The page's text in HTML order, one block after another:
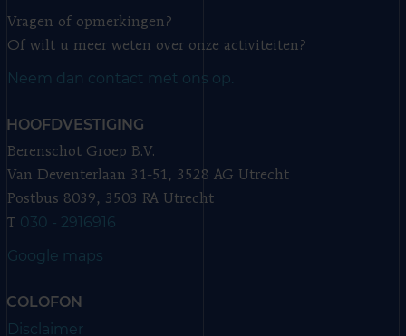
Vragen of opmerkingen?
Of wilt u meer weten over onze activiteiten?
Neem dan contact met ons op.
HOOFDVESTIGING
Berenschot Groep B.V.
Van Deventerlaan 31-51, 3528 AG Utrecht
Postbus 8039, 3503 RA Utrecht
T 030 - 2916916
Google maps
COLOFON
Disclaimer